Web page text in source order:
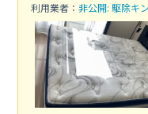
利用業者： 非公開: 駆除キ